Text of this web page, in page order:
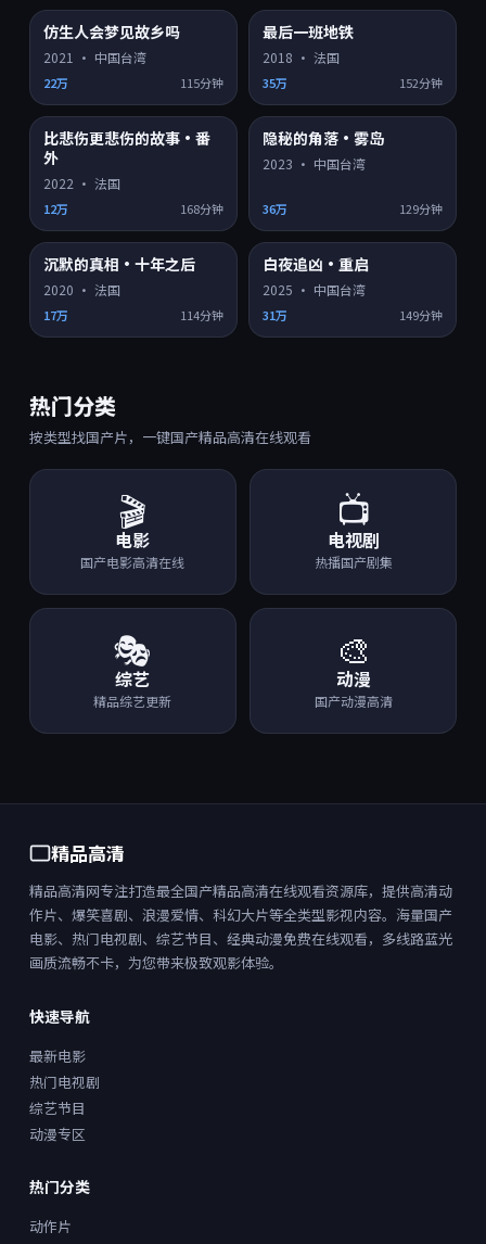
仿生人会梦见故乡吗
2021 · 中国台湾
22万 115分钟
最后一班地铁
2018 · 法国
35万 152分钟
9.3
HD
比悲伤更悲伤的故事·番
外
2022 · 法国
12万 168分钟
9.2
隐秘的角落·雾岛
2023 · 中国台湾
36万 129分钟
9.2
沉默的真相·十年之后
2020 · 法国
17万 114分钟
9.2
白夜追凶·重启
2025 · 中国台湾
31万 149分钟
热门分类
按类型找国产片，一键国产精品高清在线观看
🎬
电影
国产电影高清在线
📺
电视剧
热播国产剧集
🎭
综艺
精品综艺更新
🎨
动漫
国产动漫高清
精品高清
精品高清网专注打造最全国产精品高清在线观看资源库，提供高清动
作片、爆笑喜剧、浪漫爱情、科幻大片等全类型影视内容。海量国产
电影、热门电视剧、综艺节目、经典动漫免费在线观看，多线路蓝光
画质流畅不卡，为您带来极致观影体验。
快速导航
最新电影
热门电视剧
综艺节目
动漫专区
热门分类
动作片